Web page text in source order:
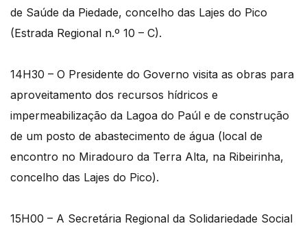
de Saúde da Piedade, concelho das Lajes do Pico
(Estrada Regional n.º 10 – C).
14H30 – O Presidente do Governo visita as obras para
aproveitamento dos recursos hídricos e
impermeabilização da Lagoa do Paúl e de construção
de um posto de abastecimento de água (local de
encontro no Miradouro da Terra Alta, na Ribeirinha,
concelho das Lajes do Pico).
15H00 – A Secretária Regional da Solidariedade Social